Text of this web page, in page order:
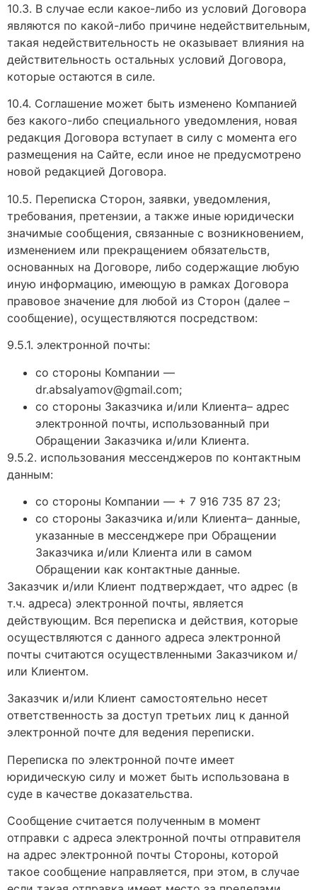
10.3. В случае если какое-либо из условий Договора
являются по какой-либо причине недействительным,
такая недействительность не оказывает влияния на
действительность остальных условий Договора,
которые остаются в силе.
10.4. Соглашение может быть изменено Компанией
без какого-либо специального уведомления, новая
редакция Договора вступает в силу с момента его
размещения на Сайте, если иное не предусмотрено
новой редакцией Договора.
10.5. Переписка Сторон, заявки, уведомления,
требования, претензии, а также иные юридически
значимые сообщения, связанные с возникновением,
изменением или прекращением обязательств,
основанных на Договоре, либо содержащие любую
иную информацию, имеющую в рамках Договора
правовое значение для любой из Сторон (далее –
сообщение), осуществляются посредством:
9.5.1. электронной почты:
со стороны Компании —
dr.absalyamov@gmail.com;
со стороны Заказчика и/или Клиента– адрес
электронной почты, использованный при
Обращении Заказчика и/или Клиента.
9.5.2. использования мессенджеров по контактным
данным:
со стороны Компании — + 7 916 735 87 23;
со стороны Заказчика и/или Клиента– данные,
указанные в мессенджере при Обращении
Заказчика и/или Клиента или в самом
Обращении как контактные данные.
Заказчик и/или Клиент подтверждает, что адрес (в
т.ч. адреса) электронной почты, является
действующим. Вся переписка и действия, которые
осуществляются с данного адреса электронной
почты считаются осуществленными Заказчиком и/
или Клиентом.
Заказчик и/или Клиент самостоятельно несет
ответственность за доступ третьих лиц к данной
электронной почте для ведения переписки.
Переписка по электронной почте имеет
юридическую силу и может быть использована в
суде в качестве доказательства.
Сообщение считается полученным в момент
отправки с адреса электронной почты отправителя
на адрес электронной почты Стороны, которой
такое сообщение направляется, при этом, в случае